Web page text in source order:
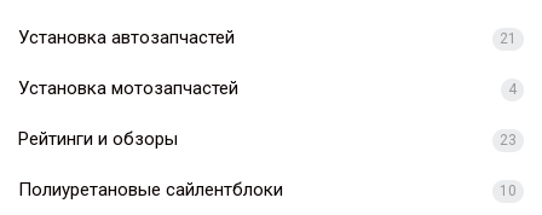
Установка автозапчастей 21
Установка мотозапчастей 4
Рейтинги и обзоры 23
Полиуретановые сайлентблоки 10